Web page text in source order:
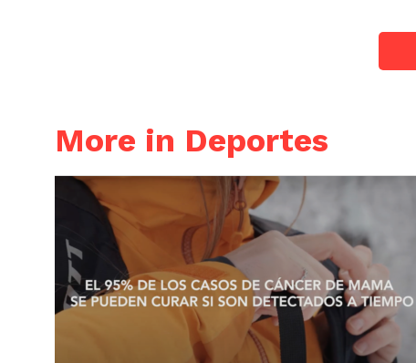
More in Deportes